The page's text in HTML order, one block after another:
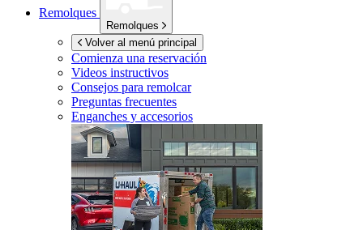
Remolques
Remolques
Volver al menú principal
Comienza una reservación
Videos instructivos
Consejos para remolcar
Preguntas frecuentes
Enganches y accesorios